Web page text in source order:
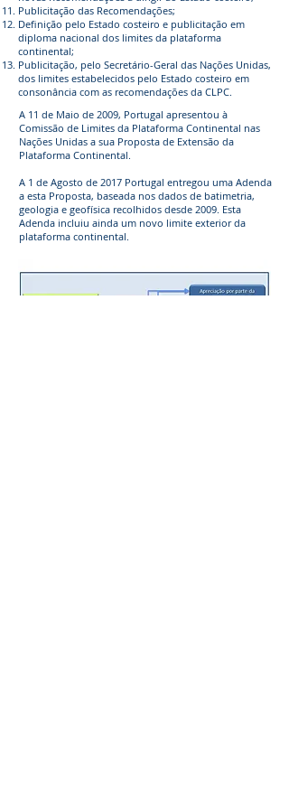
Publicitação das Recomendações;
Definição pelo Estado costeiro e publicitação em
diploma nacional dos limites da plataforma
continental;
Publicitação, pelo Secretário-Geral das Nações Unidas,
dos limites estabelecidos pelo Estado costeiro em
consonância com as recomendações da CLPC.
A 11 de Maio de 2009, Portugal apresentou à
Comissão de Limites da Plataforma Continental nas
Nações Unidas a sua Proposta de Extensão da
Plataforma Continental.
A 1 de Agosto de 2017 Portugal entregou uma Adenda
a esta Proposta, baseada nos dados de batimetria,
geologia e geofísica recolhidos desde 2009. Esta
Adenda incluiu ainda um novo limite exterior da
plataforma continental.